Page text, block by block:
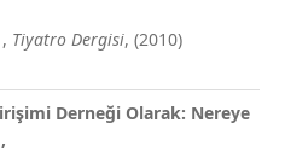
, Tiyatro Dergisi, (2010)
Derneği Olarak: Nereye